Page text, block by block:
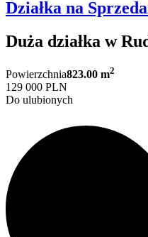
Działka na
Duża działka w
Powierzchnia823.00 m2
129 000 PLN
Do ulubionych